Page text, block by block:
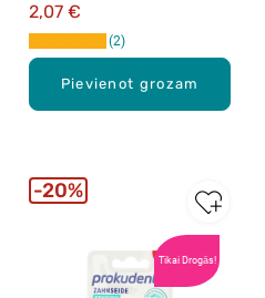
Pievienot grozam
2,07 €
2
Tikai Drogās!
20%